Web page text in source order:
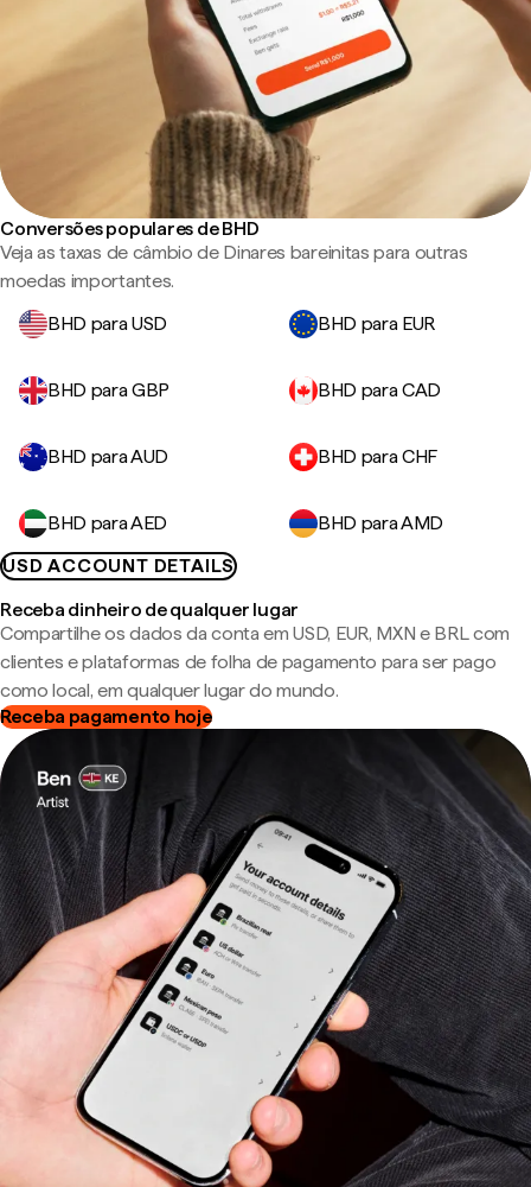
Conversões populares de BHD
Veja as taxas de câmbio de Dinares bareinitas para outras
moedas importantes.
BHD para USD
BHD para EUR
BHD para GBP BHD para CAD
BHD para AUD BHD para CHF
BHD para AED
BHD para AMD
USD ACCOUNT DETAILS
Receba dinheiro de qualquer lugar
Compartilhe os dados da conta em USD, EUR, MXN e BRL com
clientes e plataformas de folha de pagamento para ser pago
como local, em qualquer lugar do mundo.
Receba pagamento hoje